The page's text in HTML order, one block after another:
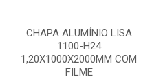
CHAPA ALUMÍNIO LISA
1100-H24
1,20X1000X2000MM COM
FILME